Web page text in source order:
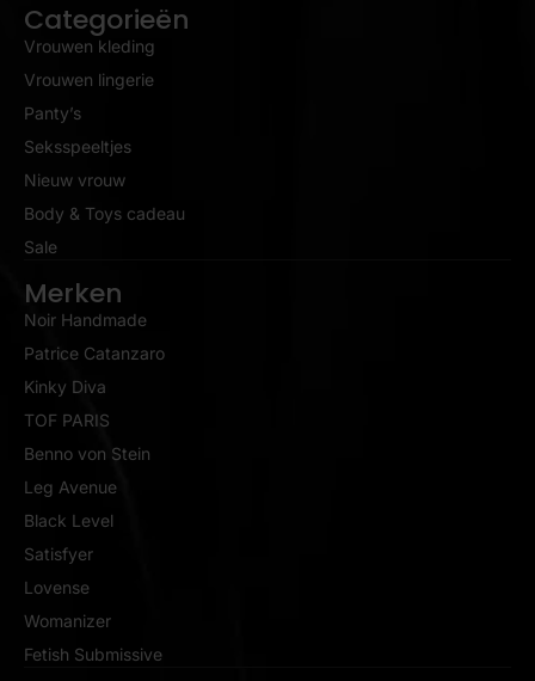
Categorieën
Vrouwen kleding
Vrouwen lingerie
Panty’s
Seksspeeltjes
Nieuw vrouw
Body & Toys cadeau
Sale
Merken
Noir Handmade
Patrice Catanzaro
Kinky Diva
TOF PARIS
Benno von Stein
Leg Avenue
Black Level
Satisfyer
Lovense
Womanizer
Fetish Submissive